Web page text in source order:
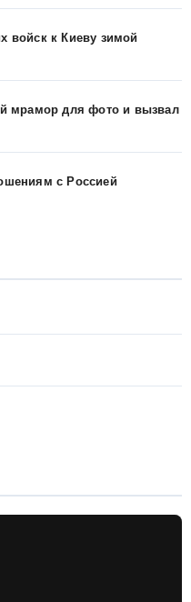
войск к Киеву зимой
мрамор для фото и вызвал
с Россией